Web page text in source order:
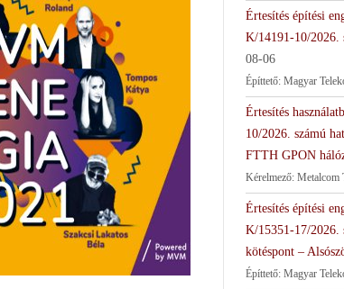
Értesítés építési
K/14191-10/2026.
08-06
Építtető: Magyar
Értesítés
10/2026. számú
FTTH GPON
Kérelmező: Metalcom
Értesítés építési
K/15351-17/2026.
kötéspont –
Építtető: Magyar